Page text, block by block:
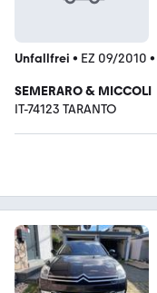
Unfallfrei • EZ 09/2010 •
SEMERARO & MICCOLI
IT-74123 TARANTO